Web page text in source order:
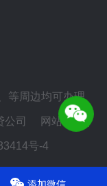
、等周边均可办理
公司 网站地图|
号-4